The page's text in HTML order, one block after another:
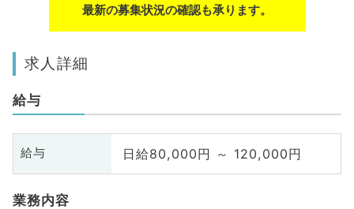
最新の募集状況の確認も承ります。
求人詳細
給与
給与 日給80,000円 ～ 120,000円
業務内容